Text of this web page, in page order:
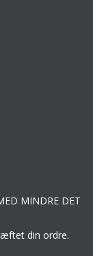
MINDRE DET
din ordre.